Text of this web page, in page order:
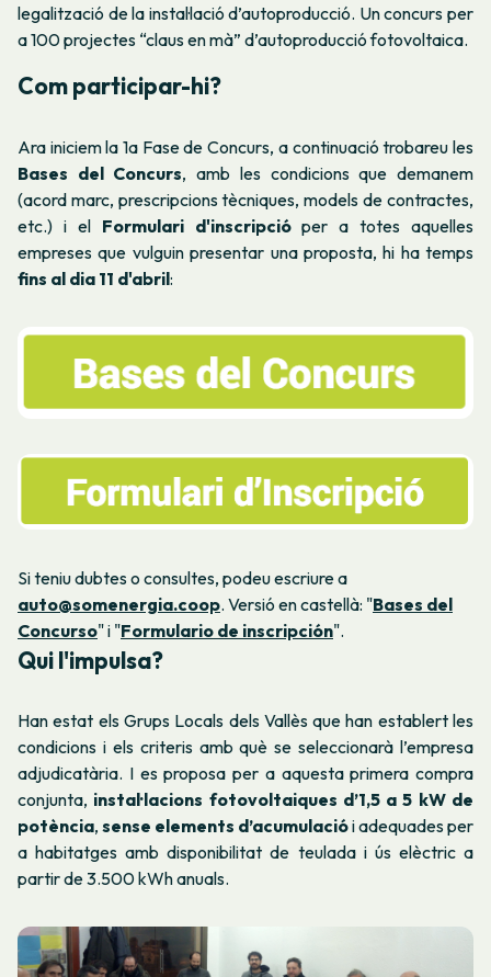
legalització de la instal·lació d’autoproducció. Un concurs per
a 100 projectes “claus en mà” d’autoproducció fotovoltaica.
Com participar-hi?
Ara iniciem la 1a Fase de Concurs, a continuació trobareu les
Bases del Concurs, amb les condicions que demanem
(acord marc, prescripcions tècniques, models de contractes,
etc.) i el Formulari d'inscripcióper a totes aquelles
empreses que vulguin presentar una proposta, hi ha temps
fins al dia 11 d'abril:
Si teniu dubtes o consultes, podeu escriure a
auto@somenergia.coop. Versió en castellà: "Bases del
Concurso" i "Formulario de inscripción".
Qui l'impulsa?
Han estat els Grups Locals dels Vallès que han establert les
condicions i els criteris amb què se seleccionarà l’empresa
adjudicatària. I es proposa per a aquesta primera compra
conjunta, instal·lacions fotovoltaiques d’1,5 a 5 kW de
potència, sense elements d’acumulaciói adequades per
a habitatges amb disponibilitat de teulada i ús elèctric a
partir de 3.500 kWh anuals.